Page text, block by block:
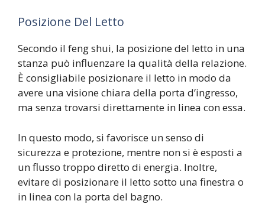
Posizione Del Letto
Secondo il feng shui, la posizione del letto in una
stanza può influenzare la qualità della relazione.
È consigliabile posizionare il letto in modo da
avere una visione chiara della porta d’ingresso,
ma senza trovarsi direttamente in linea con essa.
In questo modo, si favorisce un senso di
sicurezza e protezione, mentre non si è esposti a
un flusso troppo diretto di energia. Inoltre,
evitare di posizionare il letto sotto una finestra o
in linea con la porta del bagno.